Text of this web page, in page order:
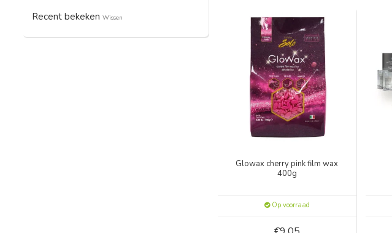
Recent bekeken Wissen
Glowax cherry pink film wax
400g
Op voorraad